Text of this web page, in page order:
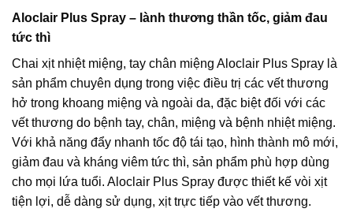
Aloclair Plus Spray – lành thương thần tốc, giảm đau
tức thì
Chai xịt nhiệt miệng, tay chân miệng Aloclair Plus Spray là
sản phẩm chuyên dụng trong việc điều trị các vết thương
hở trong khoang miệng và ngoài da, đặc biệt đối với các
vết thương do bệnh tay, chân, miệng và bệnh nhiệt miệng.
Với khả năng đẩy nhanh tốc độ tái tạo, hình thành mô mới,
giảm đau và kháng viêm tức thì, sản phẩm phù hợp dùng
cho mọi lứa tuổi. Aloclair Plus Spray được thiết kế vòi xịt
tiện lợi, dễ dàng sử dụng, xịt trực tiếp vào vết thương.